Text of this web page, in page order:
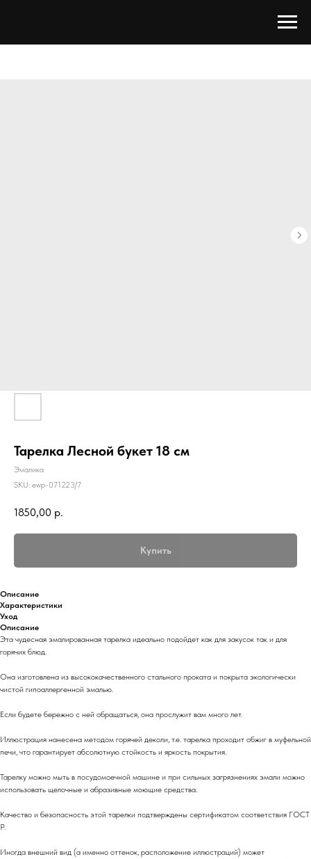
Тарелка Лесной букет 18 см
Эмалика
SKU: ewp-071223/7
1850,00 р.
Купить
Описание
Характеристики
Уход
Описание
Эта чудесная эмалированная тарелка идеально подойдет как для закусок так и для
горячих блюд.
Она изготовлена из высококачественного стального проката и покрыта экологически
чистой гипоаллергенной эмалью.
Если будете бережно с ней обращаться, она прослужит вам много лет.
Иллюстрация нанесена методом горячей деколи, т.е. тарелка проходит обжиг в муфельной
печи, что гарантирует абсолютную стойкость и яркость покрытия.
Тарелку можно мыть в посудомоечной машине и при сильных загрязнениях эмали можно
использовать щелочные и абразивные моющие средства.
Качество и безопасность этой тарелки подтверждены сертификатом соответствия ГОСТ
Р.
Иногда внешний вид (а именно оттенок, расположение иллюстраций) может